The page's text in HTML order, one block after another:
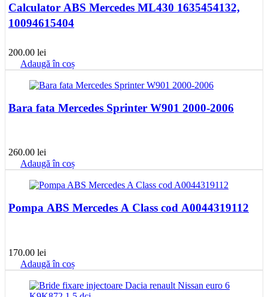
Calculator ABS Mercedes ML430 1635454132,
10094615404
200.00 lei
Adaugă în coș
Bara fata Mercedes Sprinter W901 2000-2006
260.00 lei
Adaugă în coș
Pompa ABS Mercedes A Class cod A0044319112
170.00 lei
Adaugă în coș